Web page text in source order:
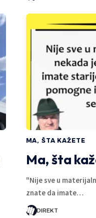
MA, ŠTA KAŽETE
Ma, šta
"Nije sve u
znate da imate…
DIREKT